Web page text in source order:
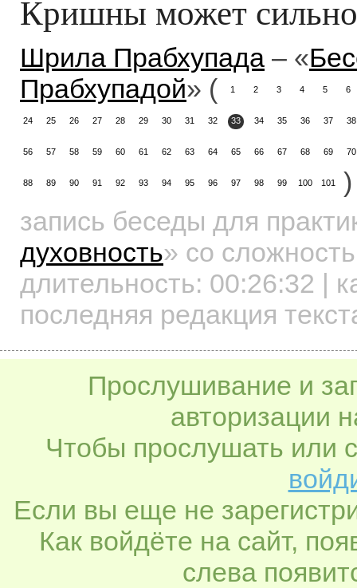
Кришны может
Шрила Прабхупада – «
Прабхупадой» ( 1 2 3 4 5 6
24 25 26 27 28 29 30 31 32 33 34 35 36 37 38
56 57 58 59 60 61 62 63 64 65 66 67 68 69 70
88 89 90 91 92 93 94 95 96 97 98 99 100 101
)
запись беседы для
духовность» со
длительность: 00:26:32 |
последняя редакция
Прослушивание и
авторизации
Чтобы прослушать или
Если вы еще не
Как войдёте на сайт,
слева